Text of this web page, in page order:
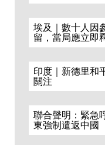
埃及｜數十人因
留，當局應立即
印度｜新德里和
關注
聯合聲明：緊急
東強制遣返中國